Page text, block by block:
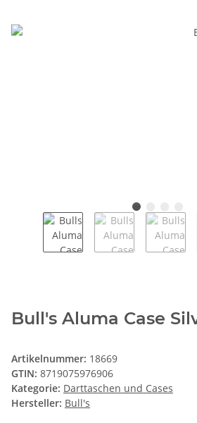
Bull's Aluma Case
Artikelnummer: 18669
GTIN: 8719075976906
Kategorie: Darttaschen und Cases
Hersteller: Bull's